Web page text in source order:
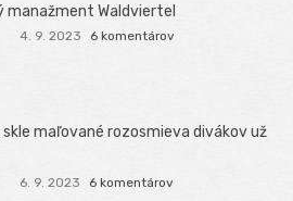
manažment Waldviertel
4. 9. 2023 6 komentárov
skle maľované rozosmieva divákov už
6. 9. 2023 6 komentárov